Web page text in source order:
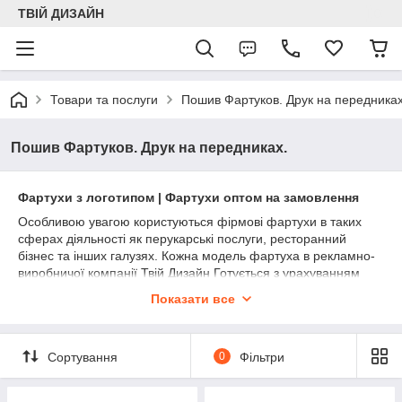
ТВІЙ ДИЗАЙН
Товари та послуги Пошив Фартуков. Друк на
Пошив Фартуков. Друк на передниках.
Фартухи з логотипом | Фартухи оптом на замовлення
Особливою увагою користуються фірмові фартухи в таких
сферах діяльності як перукарські послуги, ресторанний
бізнес та інших галузях. Кожна модель фартуха в рекламно-
виробничої компанії Твій Дизайн Готується з урахуванням
розмір, універсальність одягу, а також розташування кишень.
Досвідчені фахівці нашої компанії при виготовленні фартухів
з логотипом в Києві використовують універсальні моделі, які
ідеально підходять для людей з будь-якою фігурою.
Показати все
Сортування 0 Фільтри